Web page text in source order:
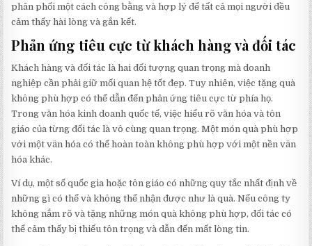
phân phối một cách công bằng và hợp lý để tất cả mọi người đều
cảm thấy hài lòng và gắn kết.
Phản ứng tiêu cực từ khách hàng và đối tác
Khách hàng và đối tác là hai đối tượng quan trọng mà doanh
nghiệp cần phải giữ mối quan hệ tốt đẹp. Tuy nhiên, việc tặng quà
không phù hợp có thể dẫn đến phản ứng tiêu cực từ phía họ.
Trong văn hóa kinh doanh quốc tế, việc hiểu rõ văn hóa và tôn
giáo của từng đối tác là vô cùng quan trọng. Một món quà phù hợp
với một văn hóa có thể hoàn toàn không phù hợp với một nền văn
hóa khác.
Ví dụ, một số quốc gia hoặc tôn giáo có những quy tắc nhất định về
những gì có thể và không thể nhận được như là quà. Nếu công ty
không nắm rõ và tặng những món quà không phù hợp, đối tác có
thể cảm thấy bị thiếu tôn trọng và dẫn đến mất lòng tin.